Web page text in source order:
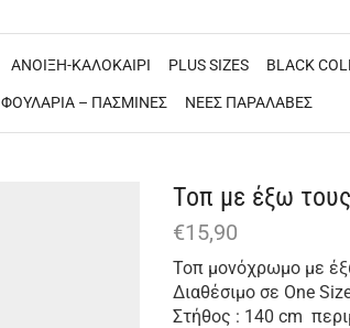
ΑΝΟΙΞΗ-ΚΑΛΟΚΑΙΡΙ PLUS SIZES BLACK
ΦΟΥΛΑΡΙΑ – ΠΑΣΜΙΝΕΣ ΝΕΕΣ ΠΑΡΑΛΑΒΕΣ
Τοπ με έξω
€15,90
Τοπ μονόχρωμο με
Διαθέσιμο σε One
Στήθος : 140 cm